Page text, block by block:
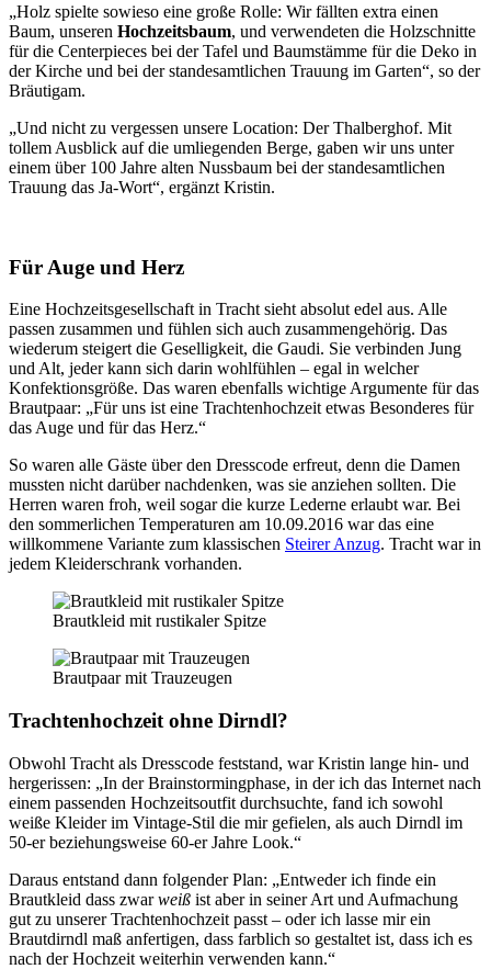
„Holz spielte sowieso eine große Rolle: Wir fällten extra einen
Baum, unseren Hochzeitsbaum, und verwendeten die Holzschnitte
für die Centerpieces bei der Tafel und Baumstämme für die Deko in
der Kirche und bei der standesamtlichen Trauung im Garten“, so der
Bräutigam.
„Und nicht zu vergessen unsere Location: Der Thalberghof. Mit
tollem Ausblick auf die umliegenden Berge, gaben wir uns unter
einem über 100 Jahre alten Nussbaum bei der standesamtlichen
Trauung das Ja-Wort“, ergänzt Kristin.
Für Auge und Herz
Eine Hochzeitsgesellschaft in Tracht sieht absolut edel aus. Alle
passen zusammen und fühlen sich auch zusammengehörig. Das
wiederum steigert die Geselligkeit, die Gaudi. Sie verbinden Jung
und Alt, jeder kann sich darin wohlfühlen – egal in welcher
Konfektionsgröße. Das waren ebenfalls wichtige Argumente für das
Brautpaar: „Für uns ist eine Trachtenhochzeit etwas Besonderes für
das Auge und für das Herz.“
So waren alle Gäste über den Dresscode erfreut, denn die Damen
mussten nicht darüber nachdenken, was sie anziehen sollten. Die
Herren waren froh, weil sogar die kurze Lederne erlaubt war. Bei
den sommerlichen Temperaturen am 10.09.2016 war das eine
willkommene Variante zum klassischen Steirer Anzug. Tracht war in
jedem Kleiderschrank vorhanden.
Brautkleid mit rustikaler Spitze
Brautpaar mit Trauzeugen
Trachtenhochzeit ohne Dirndl?
Obwohl Tracht als Dresscode feststand, war Kristin lange hin- und
hergerissen: „In der Brainstormingphase, in der ich das Internet nach
einem passenden Hochzeitsoutfit durchsuchte, fand ich sowohl
weiße Kleider im Vintage-Stil die mir gefielen, als auch Dirndl im
50-er beziehungsweise 60-er Jahre Look.“
Daraus entstand dann folgender Plan: „Entweder ich finde ein
Brautkleid dass zwarweiß ist aber in seiner Art und Aufmachung
gut zu unserer Trachtenhochzeit passt – oder ich lasse mir ein
Brautdirndl maß anfertigen, dass farblich so gestaltet ist, dass ich es
nach der Hochzeit weiterhin verwenden kann.“